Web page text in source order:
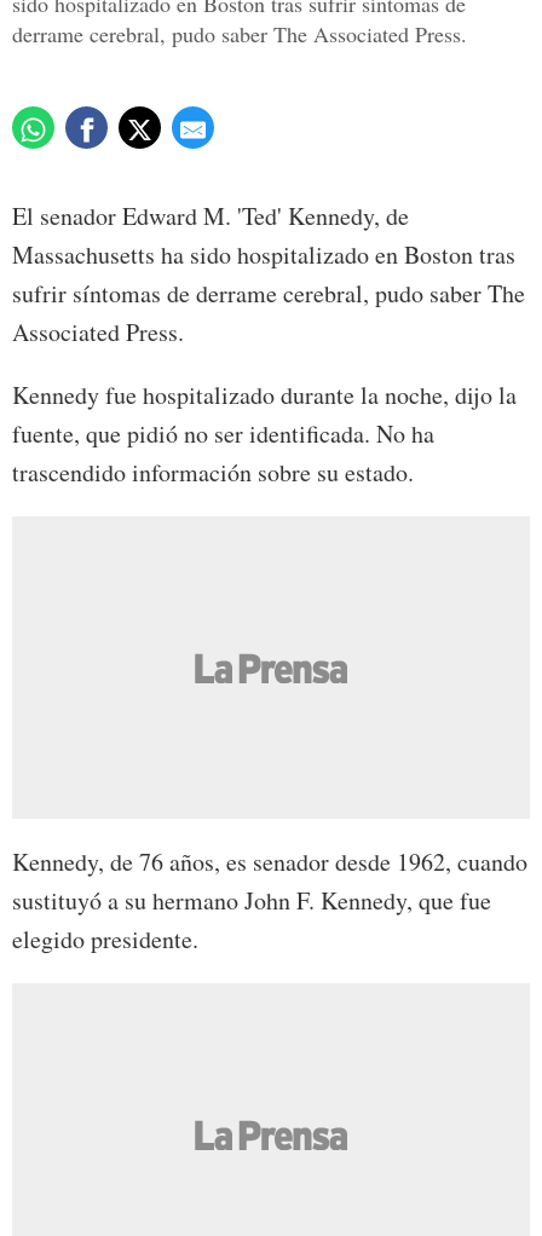
derrame cerebral, pudo saber The Associated Press.
El senador Edward M. 'Ted' Kennedy, de
Massachusetts ha sido hospitalizado en Boston tras
sufrir síntomas de derrame cerebral, pudo saber The
Associated Press.
Kennedy fue hospitalizado durante la noche, dijo la
fuente, que pidió no ser identificada. No ha
trascendido información sobre su estado.
Kennedy, de 76 años, es senador desde 1962, cuando
sustituyó a su hermano John F. Kennedy, que fue
elegido presidente.